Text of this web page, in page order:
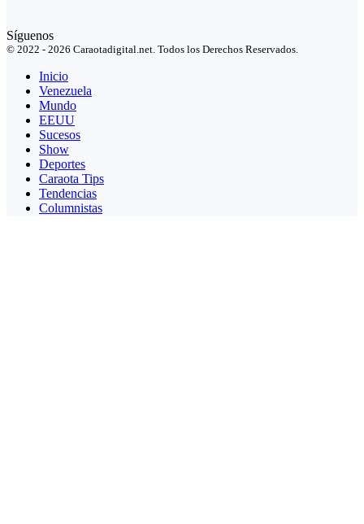
Síguenos
© 2022 - 2026 Caraotadigital.net. Todos los Derechos Reservados.
Inicio
Venezuela
Mundo
EEUU
Sucesos
Show
Deportes
Caraota Tips
Tendencias
Columnistas